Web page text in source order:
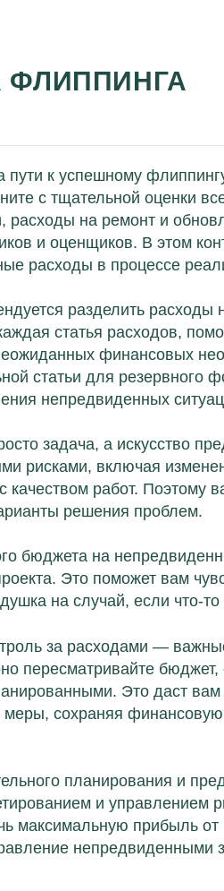
к успешному
с тщательной оценки
на ремонт и
и оценщиков. В этом
расходы в процессе
разделить расходы
статья расходов,
финансовых
статьи для резервного
непредвиденных
задача, а искусство
рисками, включая
работ. Поэтому
решения проблем.
бюджета на
Это поможет вам
на случай, если что-то
за расходами —
пересматривайте бюджет,
Это даст
сохраняя финансовую
планирования и
и управлением
максимальную прибыль
непредвиденными